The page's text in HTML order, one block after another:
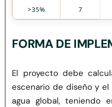
>35% 7
FORMA DE
El proyecto debe
escenario de diseño y
agua global, teniendo